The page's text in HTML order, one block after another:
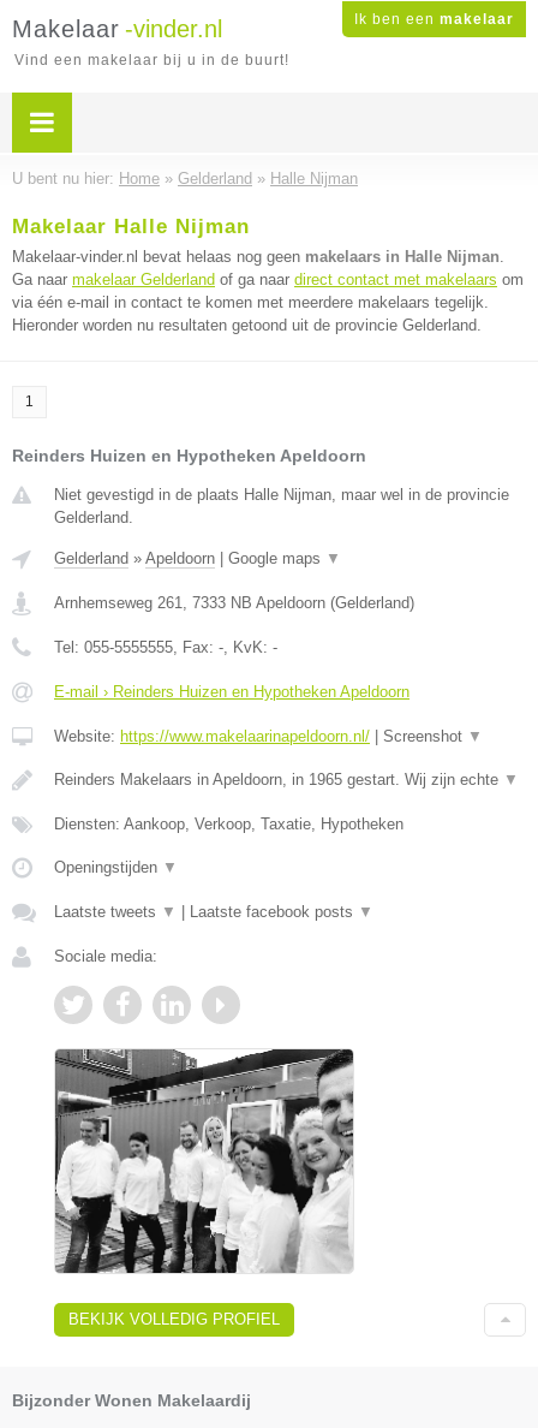
Ik ben een makelaar
Makelaar -vinder.nl
Vind een makelaar bij u in de buurt!
U bent nu hier: Home » Gelderland » Halle Nijman
Makelaar Halle Nijman
Makelaar-vinder.nl bevat helaas nog geen makelaars in Halle Nijman.
Ga naar makelaar Gelderland of ga naar direct contact met makelaars om
via één e-mail in contact te komen met meerdere makelaars tegelijk.
Hieronder worden nu resultaten getoond uit de provincie Gelderland.
1
Reinders Huizen en Hypotheken Apeldoorn
Niet gevestigd in de plaats Halle Nijman, maar wel in de provincie
Gelderland.
Gelderland » Apeldoorn Google maps ▼
Arnhemseweg 261, 7333 NB Apeldoorn (Gelderland)
Tel: 055-5555555, Fax: -, KvK: -
E-mail › Reinders Huizen en Hypotheken Apeldoorn
Website: https://www.makelaarinapeldoorn.nl/ Screenshot ▼
Reinders Makelaars in Apeldoorn, in 1965 gestart. Wij zijn echte ▼
Diensten: Aankoop, Verkoop, Taxatie, Hypotheken
Openingstijden ▼
Laatste tweets ▼ Laatste facebook posts ▼
Sociale media:
BEKIJK VOLLEDIG PROFIEL
Bijzonder Wonen Makelaardij